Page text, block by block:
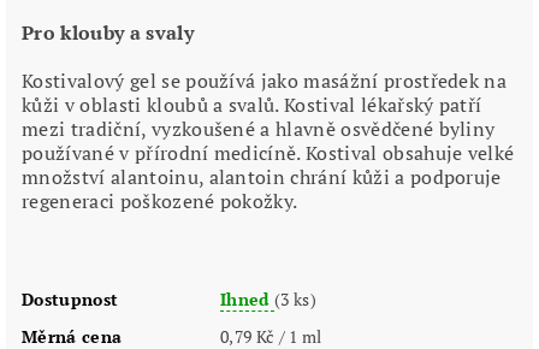
Pro klouby a svaly
Kostivalový gel se používá jako masážní prostředek na
kůži v oblasti kloubů a svalů. Kostival lékařský patří
mezi tradiční, vyzkoušené a hlavně osvědčené byliny
používané v přírodní medicíně. Kostival obsahuje velké
množství alantoinu, alantoin chrání kůži a podporuje
regeneraci poškozené pokožky.
Dostupnost Ihned(3 ks)
Měrná cena
0,79 Kč / 1 ml